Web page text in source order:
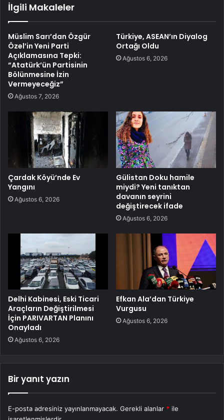
İlgili Makaleler
Müslim Sarı’dan Özgür
Özel’in Yeni Parti
Açıklamasına Tepki:
“Atatürk’ün Partisinin
Bölünmesine İzin
Vermeyeceğiz”
Ağustos 7, 2026
Türkiye, ASEAN’ın Diyalog
Ortağı Oldu
Ağustos 6, 2026
Çardak Köyü’nde Ev
Yangını
Ağustos 6, 2026
Gülistan Doku hamile
miydi? Yeni tanıktan
davanın seyrini
değiştirecek ifade
Ağustos 6, 2026
Delhi Kabinesi, Eski Ticari
Araçların Değiştirilmesi
İçin PARIVARTAN Planını
Onayladı
Ağustos 6, 2026
Efkan Ala’dan Türkiye
Vurgusu
Ağustos 6, 2026
Bir yanıt yazın
E-posta adresiniz yayınlanmayacak. Gerekli alanlar * ile